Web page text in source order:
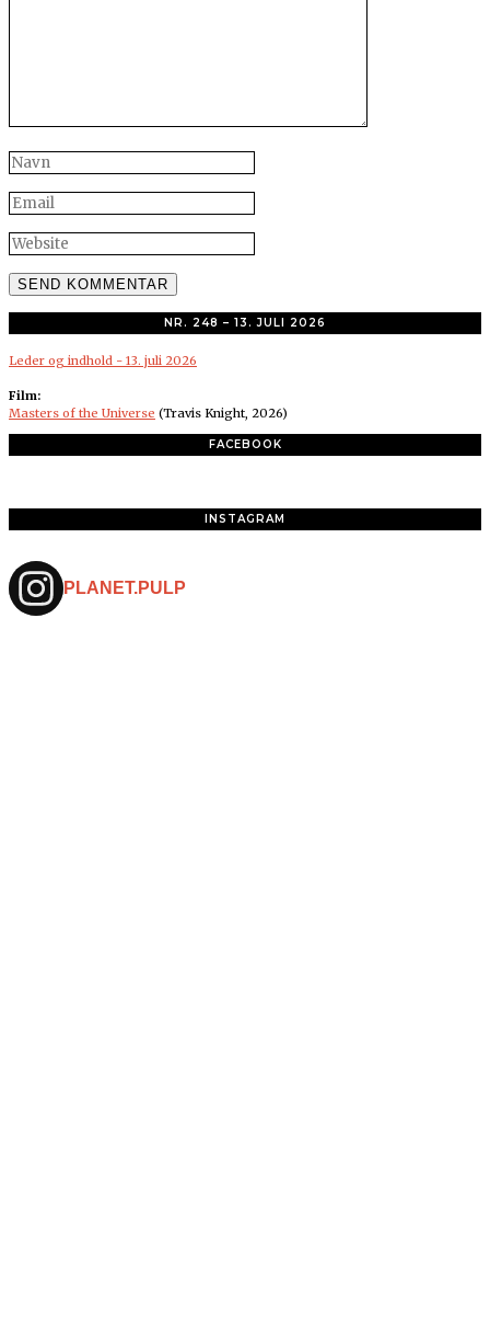
NR. 248 – 13. JULI 2026
Leder og indhold - 13. juli 2026
Film:
Masters of the Universe (Travis Knight, 2026)
FACEBOOK
INSTAGRAM
PLANET.PULP